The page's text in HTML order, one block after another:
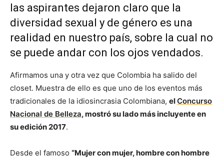
las aspirantes dejaron claro que la
diversidad sexual y de género es una
realidad en nuestro país, sobre la cual no
se puede andar con los ojos vendados.
Afirmamos una y otra vez que Colombia ha salido del
closet. Muestra de ello es que uno de los eventos más
tradicionales de la idiosincrasia Colombiana, elConcurso
Nacional de Belleza, mostró su lado más incluyente en
su edición 2017.
Desde el famoso “Mujer con mujer, hombre con hombre